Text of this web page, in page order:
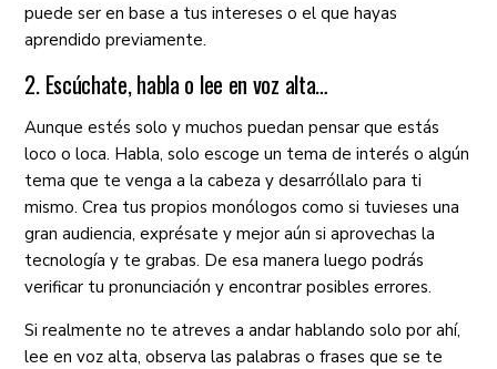
puede ser en base a tus intereses o el que hayas
aprendido previamente.
2. Escúchate, habla o lee en voz alta…
Aunque estés solo y muchos puedan pensar que estás
loco o loca. Habla, solo escoge un tema de interés o algún
tema que te venga a la cabeza y desarróllalo para ti
mismo. Crea tus propios monólogos como si tuvieses una
gran audiencia, exprésate y mejor aún si aprovechas la
tecnología y te grabas. De esa manera luego podrás
verificar tu pronunciación y encontrar posibles errores.
Si realmente no te atreves a andar hablando solo por ahí,
lee en voz alta, observa las palabras o frases que se te